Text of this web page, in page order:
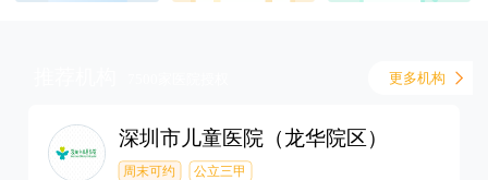
更多机构
深圳市儿童医院（龙华院区）
周末可约 公立三甲